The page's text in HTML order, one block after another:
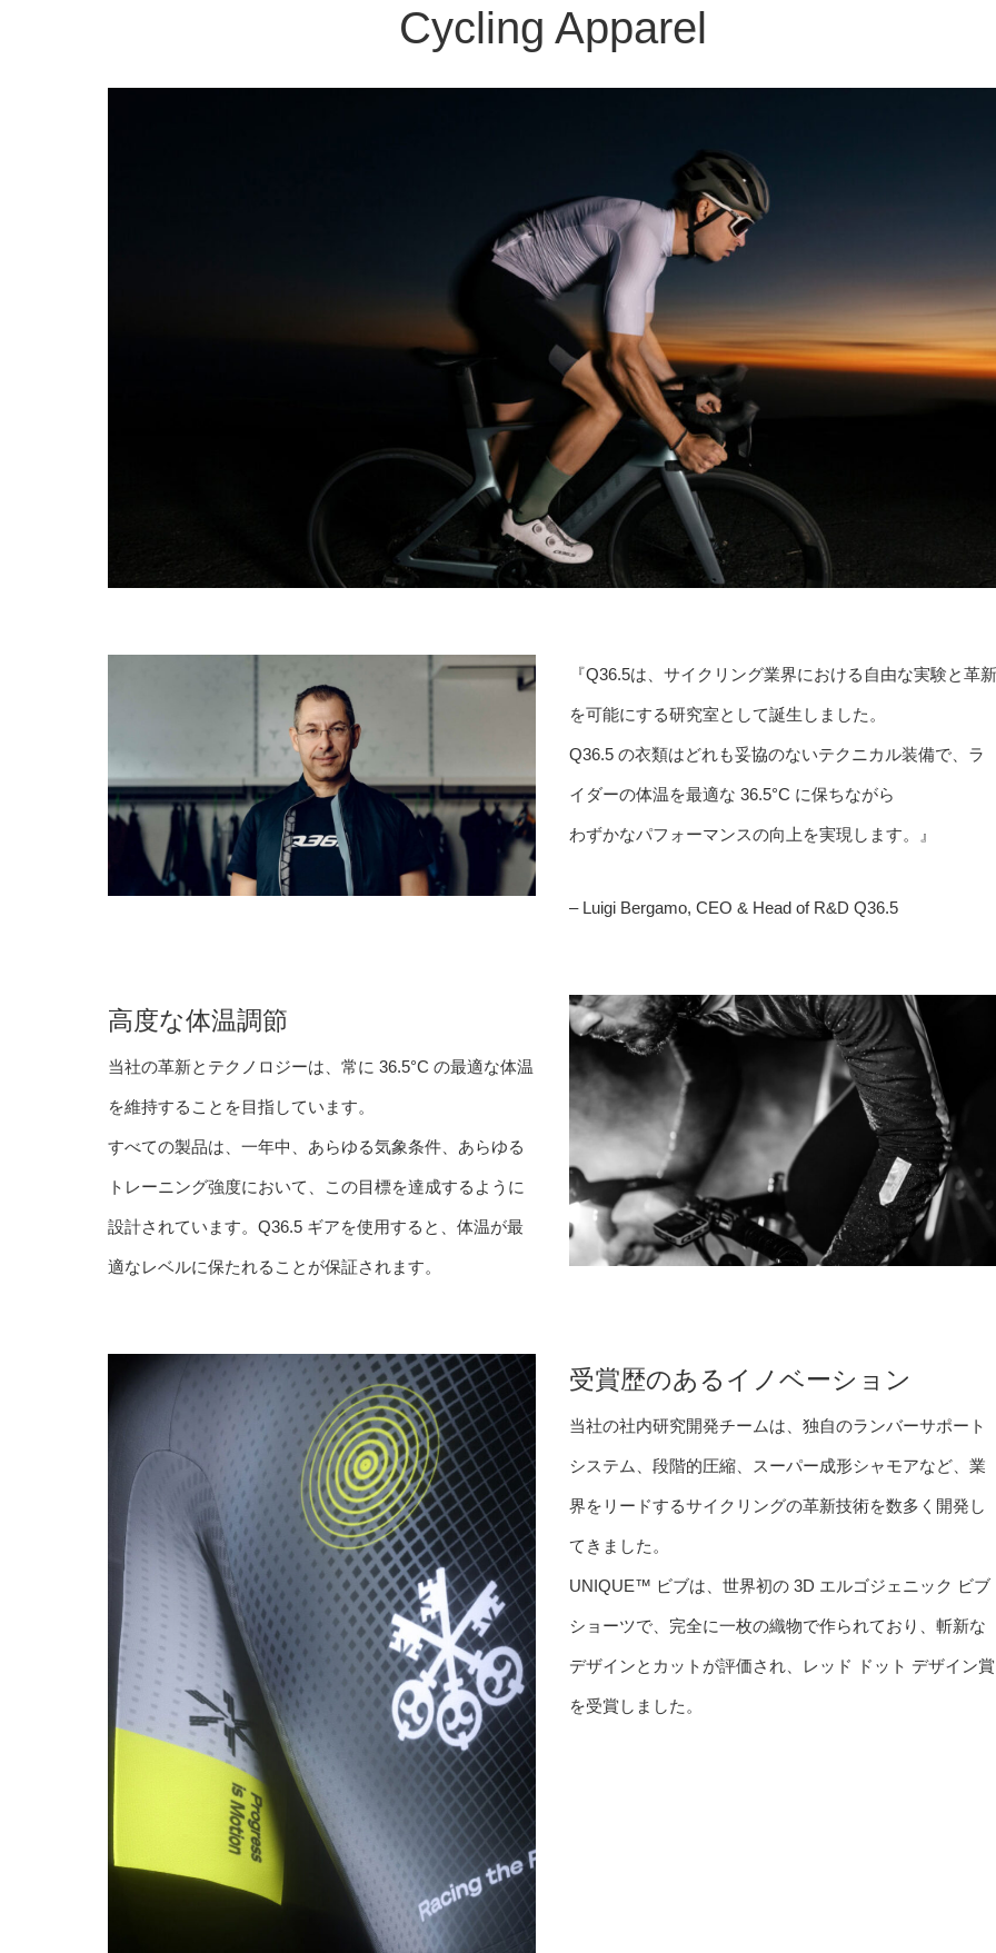
Cycling Apparel
『Q36.5は、サイクリング業界における自由な実験と革新
を可能にする研究室として誕生しました。
Q36.5 の衣類はどれも妥協のないテクニカル装備で、ラ
イダーの体温を最適な 36.5°C に保ちながら
わずかなパフォーマンスの向上を実現します。』
– Luigi Bergamo, CEO & Head of R&D Q36.5
高度な体温調節
当社の革新とテクノロジーは、常に 36.5°C の最適な体温
を維持することを目指しています。
すべての製品は、一年中、あらゆる気象条件、あらゆる
トレーニング強度において、この目標を達成するように
設計されています。Q36.5 ギアを使用すると、体温が最
適なレベルに保たれることが保証されます。
受賞歴のあるイノベーション
当社の社内研究開発チームは、独自のランバーサポート
システム、段階的圧縮、スーパー成形シャモアなど、業
界をリードするサイクリングの革新技術を数多く開発し
てきました。
UNIQUE™ ビブは、世界初の 3D エルゴジェニック ビブ
ショーツで、完全に一枚の織物で作られており、斬新な
デザインとカットが評価され、レッド ドット デザイン賞
を受賞しました。